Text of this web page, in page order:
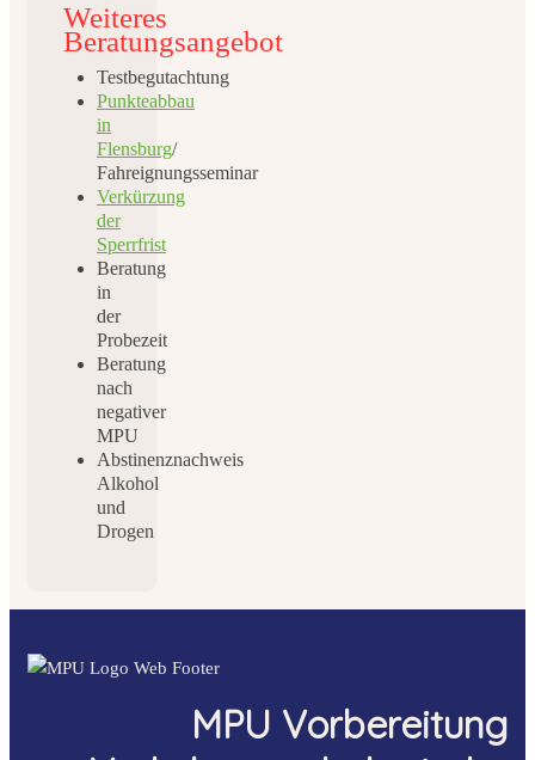
Weiteres
Beratungsangebot
Testbegutachtung
Punkteabbau
in
Flensburg/
Fahreignungsseminar
Verkürzung
der
Sperrfrist
Beratung
in
der
Probezeit
Beratung
nach
negativer
MPU
Abstinenznachweis
Alkohol
und
Drogen
MPU Vorbereitung